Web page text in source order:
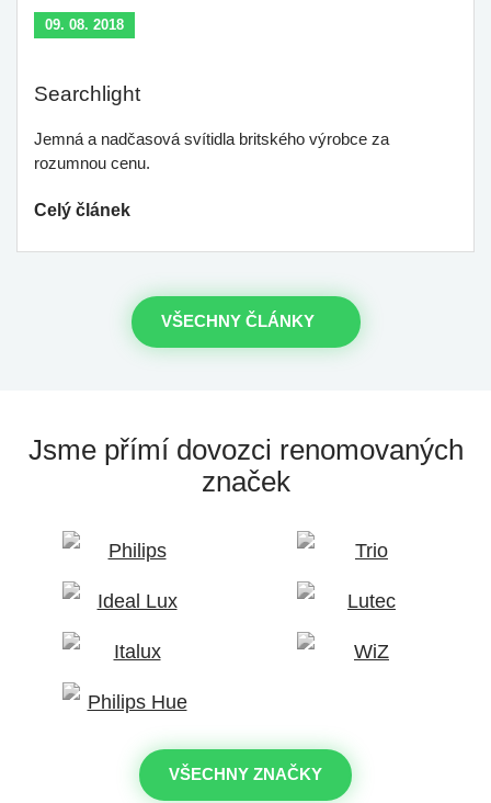
09. 08. 2018
Searchlight
Jemná a nadčasová svítidla britského výrobce za
rozumnou cenu.
Celý článek
VŠECHNY ČLÁNKY
Jsme přímí dovozci renomovaných
značek
VŠECHNY ZNAČKY